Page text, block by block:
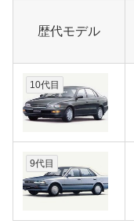
歴代モデル
10代目
9代目